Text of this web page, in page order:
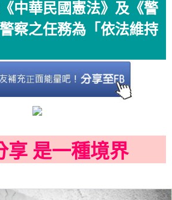
中華民國憲法》及《警
察之任務為「依法維持
享 是一種境界